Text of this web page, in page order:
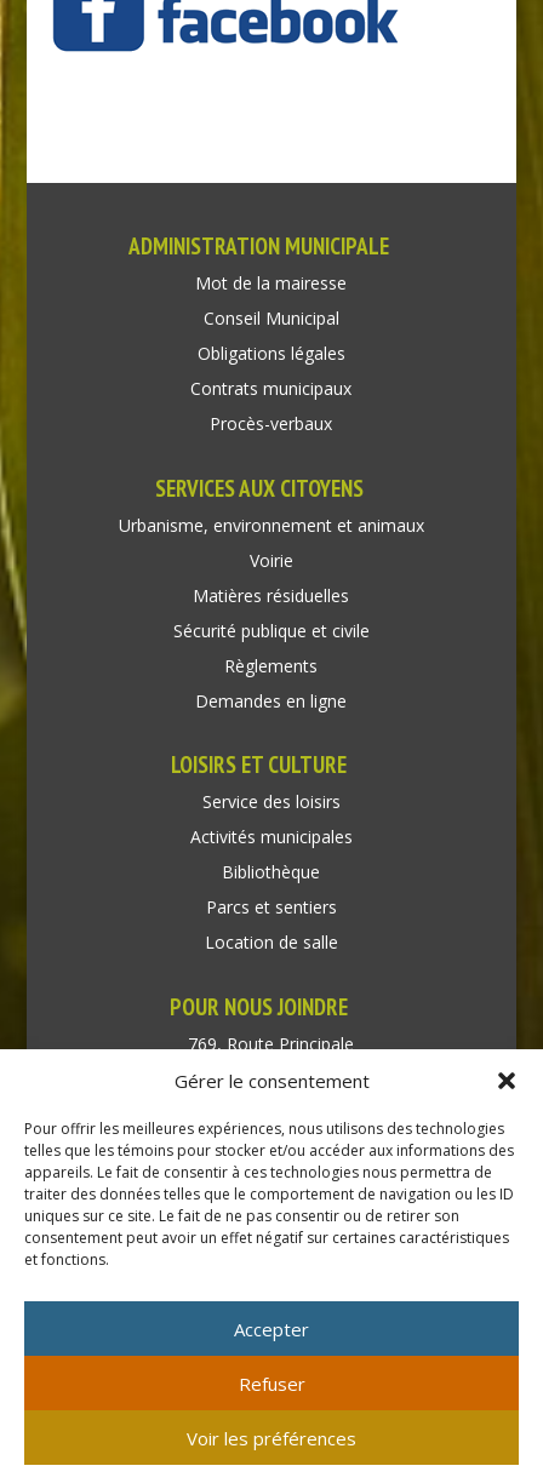
Gérer le consentement
Pour offrir les meilleures expériences, nous utilisons des technologies
telles que les témoins pour stocker et/ou accéder aux informations des
appareils. Le fait de consentir à ces technologies nous permettra de
traiter des données telles que le comportement de navigation ou les ID
uniques sur ce site. Le fait de ne pas consentir ou de retirer son
consentement peut avoir un effet négatif sur certaines caractéristiques
et fonctions.
Accepter
Refuser
Voir les préférences
ADMINISTRATION MUNICIPALE
Mot de la mairesse
Conseil Municipal
Obligations légales
Contrats municipaux
Procès-verbaux
SERVICES AUX CITOYENS
Urbanisme, environnement et animaux
Voirie
Matières résiduelles
Sécurité publique et civile
Règlements
Demandes en ligne
LOISIRS ET CULTURE
Service des loisirs
Activités municipales
Bibliothèque
Parcs et sentiers
Location de salle
POUR NOUS JOINDRE
769, Route Principale
Très-Saint-Rédempteur
Téléphone : (450) 451-5203
Direction générale :
dir@tressaintredempteur.ca
© 2026 Tous droits réservés. Municipalité de Très-Saint-
Rédempteur.